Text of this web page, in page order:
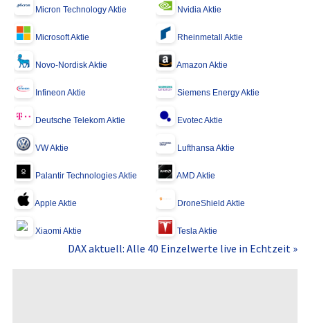
Micron Technology Aktie Nvidia Aktie
Microsoft Aktie Rheinmetall Aktie
Novo-Nordisk Aktie Amazon Aktie
Infineon Aktie Siemens Energy Aktie
Deutsche Telekom Aktie Evotec Aktie
VW Aktie Lufthansa Aktie
Palantir Technologies Aktie AMD Aktie
Apple Aktie DroneShield Aktie
Xiaomi Aktie Tesla Aktie
DAX aktuell: Alle 40 Einzelwerte live in Echtzeit »